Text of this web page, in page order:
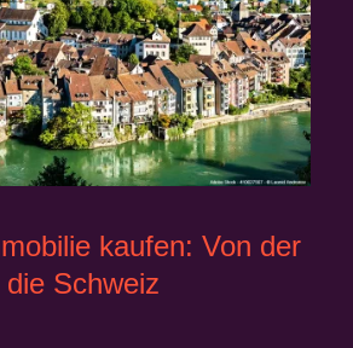
kaufen: Von der
Schweiz